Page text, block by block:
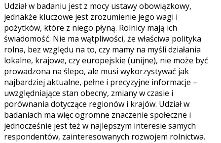
Udział w badaniu jest z mocy ustawy obowiązkowy,
jednakże kluczowe jest zrozumienie jego wagi i
pożytków, które z niego płyną. Rolnicy mają ich
świadomość. Nie ma wątpliwości, że właściwa polityka
rolna, bez względu na to, czy mamy na myśli działania
lokalne, krajowe, czy europejskie (unijne), nie może być
prowadzona na ślepo, ale musi wykorzystywać jak
najbardziej aktualne, pełne i precyzyjne informacje –
uwzględniające stan obecny, zmiany w czasie i
porównania dotyczące regionów i krajów. Udział w
badaniach ma więc ogromne znaczenie społeczne i
jednocześnie jest też w najlepszym interesie samych
respondentów, zainteresowanych rozwojem rolnictwa.